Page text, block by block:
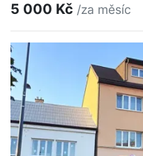
5 000 Kč /za měsíc